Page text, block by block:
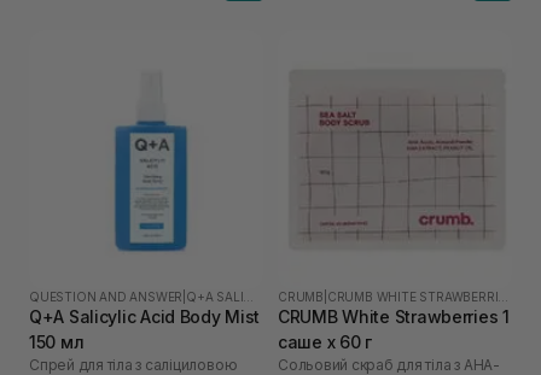
QUESTION AND ANSWER
Q+A Salicylic Acid Body Mist
150 мл
Спрей для тіла з саліциловою
CRUMB
CRUMB White Strawberries 1
саше х 60 г
Сольовий скраб для тіла з AHA-